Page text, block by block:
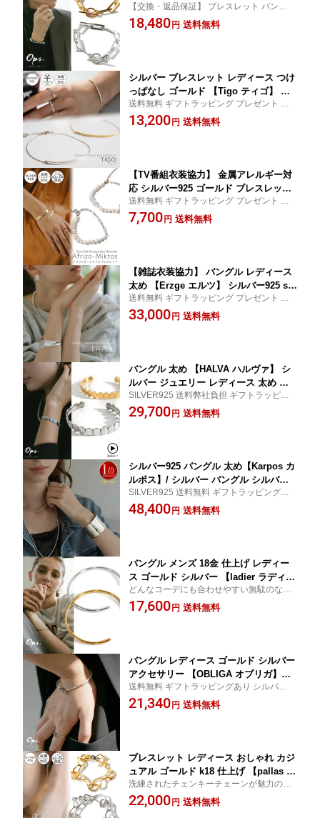
ー対応 シルバー925 ゴールド ブレスレ
ット 18k仕上げ チェーン チェーンブレ
【交換・返品保証】 ブレスレット バングル
レディース 太め ギフト プレゼント ブレス
レット バングル レディース ジュエリー リ
18,480 円 送料無料
シルバー ブレスレット レディース つけ
っぱなし ゴールド 【Tigo ティゴ】 ス
マイルライン プレート 丸 ラウンド サ
ークル 小粒モチーフ シルバー925 18k仕
送料無料 ギフトラッピング プレゼント ギ
フト シルバー 金属アレルギー対応 silver92
5 極細
13,200 円 送料無料
【TV番組衣装協力】 金属アレルギー対
応 シルバー925 ゴールド ブレスレット
レディース 18k 仕上げ チェーン 【afriz
o-miktos-br アフリジオ・ミクトス】 バ
送料無料 ギフトラッピング プレゼント ギ
フト シルバー 金属アレルギー対応 silver92
5 k18 18金
7,700 円 送料無料
【雑誌衣装協力】 バングル レディース
太め 【Erzge エルツ】 シルバー925 sil
ver925 バングル メンズ カジュアル ブ
レスレット 金属アレルギー 槌目 バング
送料無料 ギフトラッピング プレゼント ギ
フト シルバー 金属アレルギー対応 silver92
5
33,000 円 送料無料
バングル 太め 【HALVA ハルヴァ】 シ
ルバー ジュエリー レディース 太め ワ
イド ブレスレット シルバー925 SV925
シンプル silver925 ワイドバングル カー
SILVER925 送料弊社負担 ギフトラッピン
グあり
29,700 円 送料無料
シルバー925 バングル 太め【Karpos カ
ルポス】/ シルバー バングル シルバー
ワイド カフ バングル ジュエリー アク
セサリー レディース 幅広 太め ブレス
SILVER925 送料無料 ギフトラッピングあ
り
48,400 円 送料無料
バングル メンズ 18金 仕上げ レディー
ス ゴールド シルバー 【ladier ラディエ
ール】 スキンジュエリー C型 オープン
バングル 華奢 細め ブレスレット レデ
どんなコーデにも合わせやすい無駄のない
シンプルなオープンバングル。SILVER925
の本物素材で金属アレルギーも安心。
17,600 円 送料無料
バングル レディース ゴールド シルバー
アクセサリー 【OBLIGA オブリガ】バ
ングル 華奢 細め ノット 結び目 ブレス
レット レディース つけっぱなし 18k 18
送料無料 ギフトラッピングあり シルバー
ゴールド 結び目 細め ブレスレット かわい
い プレゼント ギフト カフ 18K コーティン
21,340 円 送料無料
ブレスレット レディース おしゃれ カジ
ュアル ゴールド k18 仕上げ 【pallas パ
ラス】 シルバー925 メンズ ブレスレッ
ト 18K 18金 ブレスレット 18cm ブレス
洗練されたチェンキーチェーンが魅力の、
大ぶりシルバー925ブレスレット。大胆で
ありながらも上品なデザインが特徴。
22,000 円 送料無料